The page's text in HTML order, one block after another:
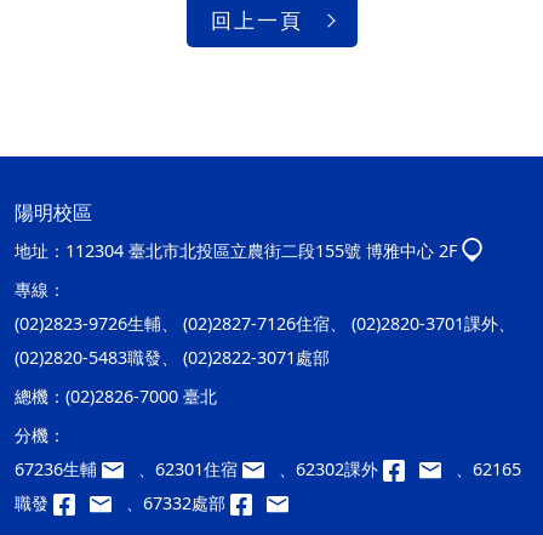
回上一頁
陽明校區
地址： 112304 臺北市北投區立農街二段155號 博雅中心 2F
專線：
(02)2823-9726生輔、 (02)2827-7126住宿、 (02)2820-3701課外、
(02)2820-5483職發、 (02)2822-3071處部
總機： (02)2826-7000 臺北
分機：
67236生輔
、62301住宿 、62302課外
、62165
職發
、67332處部